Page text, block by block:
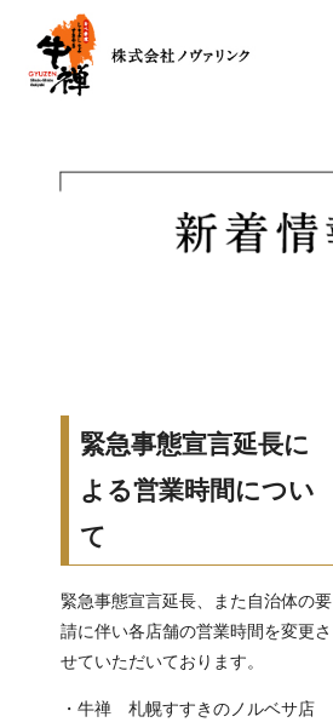
緊急事態宣言延長に
よる営業時間につい
て
緊急事態宣言延長、また自治体の要
請に伴い各店舗の営業時間を変更さ
せていただいております。
・牛禅 札幌すすきのノルベサ店